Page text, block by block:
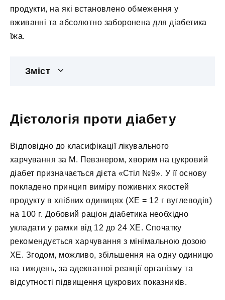
продукти, на які встановлено обмеження у
вживанні та абсолютно заборонена для діабетика
їжа.
Зміст
Дієтологія проти діабету
Відповідно до класифікації лікувального
харчування за М. Певзнером, хворим на цукровий
діабет призначається дієта «Стіл №9». У її основу
покладено принцип виміру поживних якостей
продукту в хлібних одиницях (ХЕ = 12 г вуглеводів)
на 100 г. Добовий раціон діабетика необхідно
укладати у рамки від 12 до 24 ХЕ. Спочатку
рекомендується харчування з мінімальною дозою
ХЕ. Згодом, можливо, збільшення на одну одиницю
на тиждень, за адекватної реакції організму та
відсутності підвищення цукрових показників.